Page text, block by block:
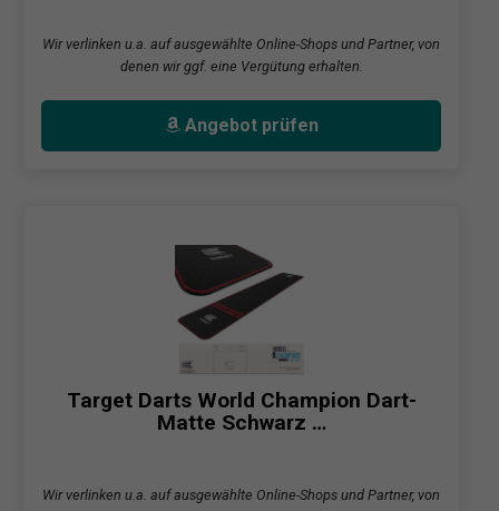
Wir verlinken u.a. auf ausgewählte Online-Shops und Partner, von
denen wir ggf. eine Vergütung erhalten.
Angebot prüfen
Target Darts World Champion Dart-
Matte Schwarz …
Wir verlinken u.a. auf ausgewählte Online-Shops und Partner, von